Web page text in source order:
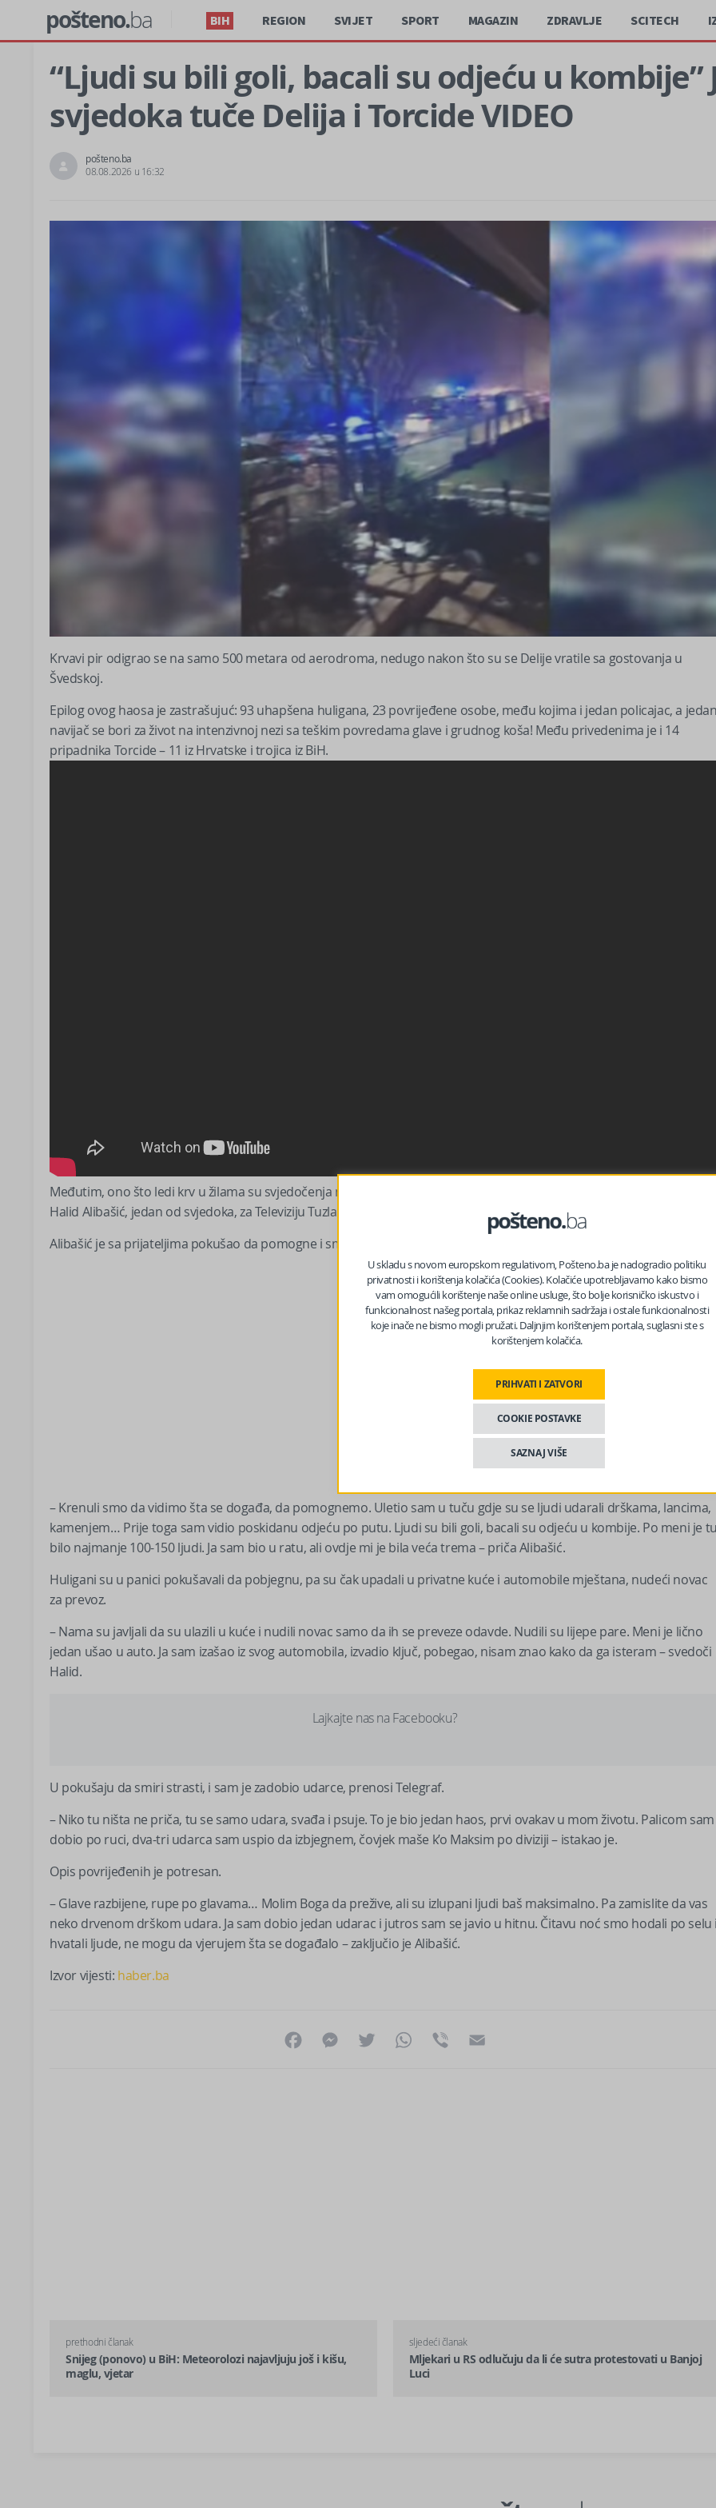
pošteno.ba BIH REGION SVIJET SPORT MAGAZIN ZDRAVLJE SCITECH
“Ljudi su bili goli, bacali su odjeću u kombije”
svjedoka tuče Delija i Torcide VIDEO
pošteno.ba
08.08.2026 u 16:32
Krvavi pir odigrao se na samo 500 metara od aerodroma, nedugo nakon što su se Delije vratile sa gostovanja u
Švedskoj.
Epilog ovog haosa je zastrašujuć: 93 uhapšena huligana, 23 povrijeđene osobe, među kojima i jedan policajac, a
navijač se bori za život na intenzivnoj nezi sa teškim povredama glave i grudnog koša! Među privedenima je i 14
pripadnika Torcide – 11 iz Hrvatske i trojica iz BiH.
Međutim, ono što ledi krv u žilama su svjedočenja mještana Dubrava, koji su se ni krivi ni dužni našli usred ratne
Halid Alibašić, jedan od svjedoka, za Televiziju Tuzlanskog kantona opisao je scene užasa.
Alibašić je sa prijateljima pokušao da pomogne i smiri situaciju, ali ono što je vidio pamtiće dok je živ.
– Krenuli smo da vidimo šta se događa, da pomognemo. Uletio sam u tuču gdje su se ljudi udarali drškama, lancima,
kamenjem… Prije toga sam vidio poskidanu odjeću po putu. Ljudi su bili goli, bacali su odjeću u kombije. Po meni je
bilo najmanje 100-150 ljudi. Ja sam bio u ratu, ali ovdje mi je bila veća trema – priča Alibašić.
Huligani su u panici pokušavali da pobjegnu, pa su čak upadali u privatne kuće i automobile mještana, nudeći novac
za prevoz.
– Nama su javljali da su ulazili u kuće i nudili novac samo da ih se preveze odavde. Nudili su lijepe pare. Meni je lično
jedan ušao u auto. Ja sam izašao iz svog automobila, izvadio ključ, pobegao, nisam znao kako da ga isteram – svedoči
Halid.
Lajkajte nas na Facebooku?
U pokušaju da smiri strasti, i sam je zadobio udarce, prenosi Telegraf.
– Niko tu ništa ne priča, tu se samo udara, svađa i psuje. To je bio jedan haos, prvi ovakav u mom životu. Palicom sam
dobio po ruci, dva-tri udarca sam uspio da izbjegnem, čovjek maše k’o Maksim po diviziji – istakao je.
Opis povrijeđenih je potresan.
– Glave razbijene, rupe po glavama… Molim Boga da prežive, ali su izlupani ljudi baš maksimalno. Pa zamislite da vas
neko drvenom drškom udara. Ja sam dobio jedan udarac i jutros sam se javio u hitnu. Čitavu noć smo hodali po selu
hvatali ljude, ne mogu da vjerujem šta se događalo – zaključio je Alibašić.
Izvor vijesti: haber.ba
FacebookMessenger
Twitter WhatsApp
Viber
prethodni članak
Snijeg (ponovo) u BiH: Meteorolozi najavljuju još i kišu,
maglu, vjetar
sljedeći članak
Mljekari u RS odlučuju da li će sutra protestovati u Banjoj
Luci
U skladu s novom europskom regulativom, Pošteno.ba je nadogradio politiku
privatnosti i korištenja kolačića (Cookies). Kolačiće upotrebljavamo kako bismo
vam omogućili korištenje naše online usluge, što bolje korisničko iskustvo i
funkcionalnost našeg portala, prikaz reklamnih sadržaja i ostale funkcionalnosti
koje inače ne bismo mogli pružati. Daljnjim korištenjem portala, suglasni ste s
korištenjem kolačića.
PRIHVATI I ZATVORI
COOKIE POSTAVKE
SAZNAJ VIŠE